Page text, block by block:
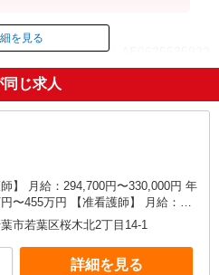
ID：AE0625535932
間終了
を見る
じ求人
師】 月給：294,700円〜330,000円 年
【准看護師】 月給：
円 年収例：370万円〜419万円
給は職務手当、働き
、日祝手当（月平均2回分）等、 毎
れる手当を含みます。 ◎月給は
市若葉区桜木北2丁目14-1
詳細を見る